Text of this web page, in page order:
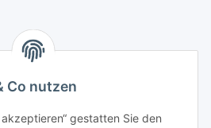
Co nutzen
gestatten Sie den